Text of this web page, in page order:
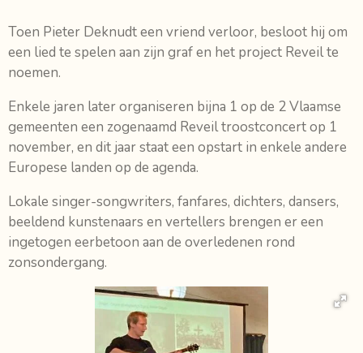
Toen Pieter Deknudt een vriend verloor, besloot hij om
een lied te spelen aan zijn graf en het project Reveil te
noemen.
Enkele jaren later organiseren bijna 1 op de 2 Vlaamse
gemeenten een zogenaamd Reveil troostconcert op 1
november, en dit jaar staat een opstart in enkele andere
Europese landen op de agenda.
Lokale singer-songwriters, fanfares, dichters, dansers,
beeldend kunstenaars en vertellers brengen er een
ingetogen eerbetoon aan de overledenen rond
zonsondergang.